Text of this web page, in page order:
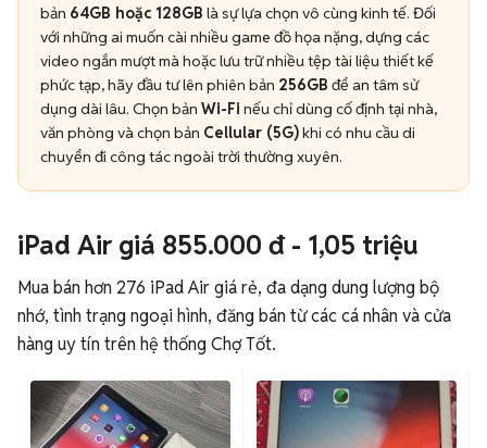
bản 64GB hoặc 128GB là sự lựa chọn vô cùng kinh tế. Đối
với những ai muốn cài nhiều game đồ họa nặng, dựng các
video ngắn mượt mà hoặc lưu trữ nhiều tệp tài liệu thiết kế
phức tạp, hãy đầu tư lên phiên bản 256GB để an tâm sử
dụng dài lâu. Chọn bản Wi-Fi nếu chỉ dùng cố định tại nhà,
văn phòng và chọn bản Cellular (5G)khi có nhu cầu di
chuyển đi công tác ngoài trời thường xuyên.
iPad Air giá 855.000 đ - 1,05 triệu
Mua bán hơn 276 iPad Air giá rẻ, đa dạng dung lượng bộ
nhớ, tình trạng ngoại hình, đăng bán từ các cá nhân và cửa
hàng uy tín trên hệ thống Chợ Tốt.